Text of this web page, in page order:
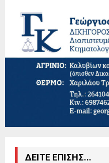
ΔΕΙΤΕ ΕΠΙΣΗΣ...